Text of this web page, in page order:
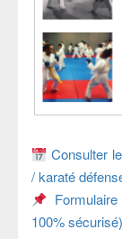
Consulter
/ karaté
100% sécurisé)